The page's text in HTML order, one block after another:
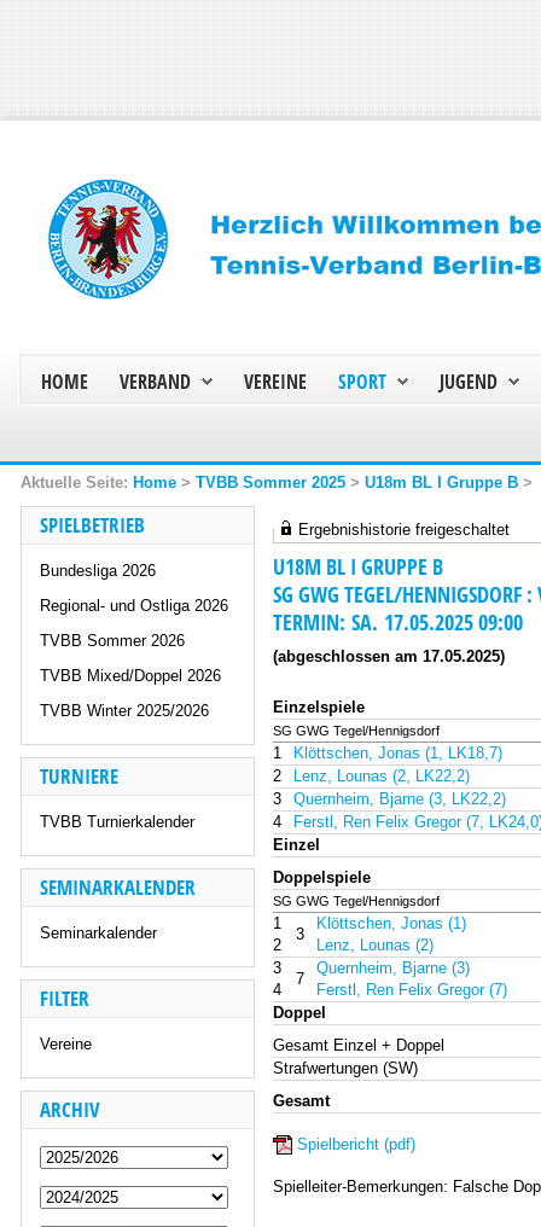
HOME VERBAND VEREINE SPORT JUGEND
Home > TVBB Sommer 2025 > U18m BL I Gruppe B >
SPIELBETRIEB
Bundesliga 2026
Regional- und Ostliga 2026
TVBB Sommer 2026
TVBB Mixed/Doppel 2026
TVBB Winter 2025/2026
TURNIERE
TVBB Turnierkalender
SEMINARKALENDER
Seminarkalender
FILTER
Vereine
ARCHIV
Ergebnishistorie freigeschaltet
U18M BL I GRUPPE B
SG GWG TEGEL/HENNIGSDORF
TERMIN: SA. 17.05.2025 09:00
(abgeschlossen am 17.05.2025)
Einzelspiele
SG GWG Tegel/Hennigsdorf
1
Klöttschen, Jonas (1, LK18,7)
2
Lenz, Lounas (2, LK22,2)
3
Quernheim, Bjarne (3, LK22,2)
4
Ferstl, Ren Felix Gregor (7,
Einzel
Doppelspiele
SG GWG Tegel/Hennigsdorf
1
2
3
Klöttschen, Jonas (1)
Lenz, Lounas (2)
3
4
7
Quernheim, Bjarne (3)
Ferstl, Ren Felix Gregor (7)
Doppel
Gesamt Einzel + Doppel
Strafwertungen (SW)
Gesamt
Spielbericht (pdf)
Spielleiter-Bemerkungen: Falsche